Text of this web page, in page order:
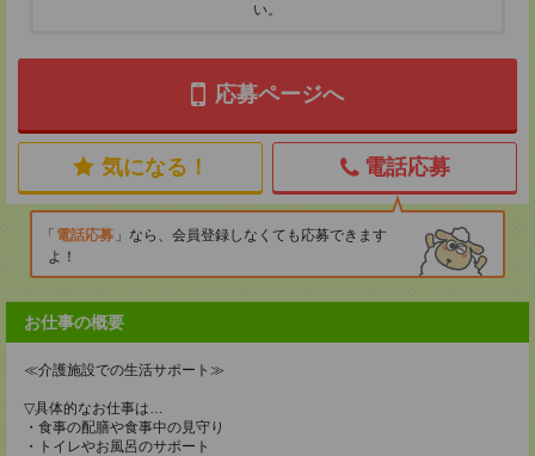
い。
応募ページへ
気になる！ 電話応募
電話応募
なら、会員登録しなくても応募できます
よ！
お仕事の概要
≪介護施設での生活サポート≫
▽具体的なお仕事は…
・食事の配膳や食事中の見守り
・トイレやお風呂のサポート